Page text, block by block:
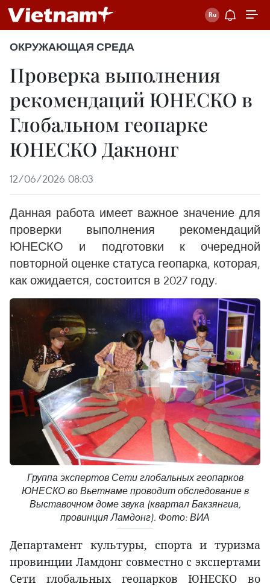
ОКРУЖАЮЩАЯ СРЕДА
Проверка выполнения
рекомендаций ЮНЕСКО в
Глобальном геопарке
ЮНЕСКО Дакнонг
12/06/2026 08:03
Данная работа имеет важное значение для
проверки выполнения рекомендаций
ЮНЕСКО и подготовки к очередной
повторной оценке статуса геопарка, которая,
как ожидается, состоится в 2027 году.
Группа экспертов Сети глобальных геопарков
ЮНЕСКО во Вьетнаме проводит обследование в
Выставочном доме звука (квартал Бакзянгиа,
провинция Ламдонг). Фото: ВИА
Департамент культуры, спорта и туризма
провинции Ламдонг совместно с экспертами
Сети глобальных геопарков ЮНЕСКО во